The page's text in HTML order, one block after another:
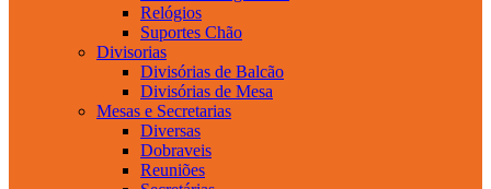
Relógios
Suportes Chão
Divisorias
Divisórias de Balcão
Divisórias de Mesa
Mesas e Secretarias
Diversas
Dobraveis
Reuniões